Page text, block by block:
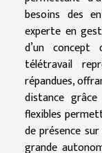
besoins des
experte en
d’un concept
télétravail
répandues,
distance
flexibles
de présence
grande